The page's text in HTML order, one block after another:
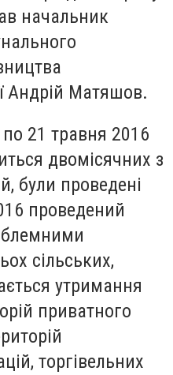
начальник
Андрій Матяшов.
21 травня 2016
двомісячних з
були проведені
проведений
сільських,
утримання
приватного
торгівельних